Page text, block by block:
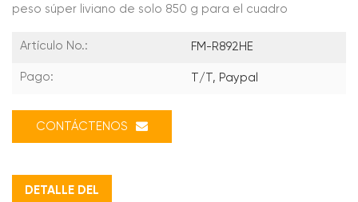
peso súper liviano de solo 850 g para el cuadro
Artículo No.: FM-R892HE
Pago: T/T, Paypal
CONTÁCTENOS
DETALLE DEL